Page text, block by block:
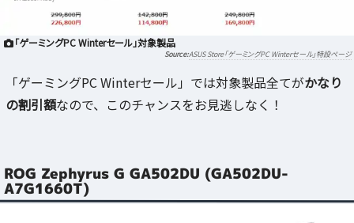
「ゲーミングPC Winterセール」対象製品
ASUS Store「ゲーミングPC Winterセール」特設ページ
「ゲーミングPC Winterセール」では対象製品全てがかなり
の割引額なので、このチャンスをお見逃しなく！
ROG Zephyrus G GA502DU (GA502DU-
A7G1660T)